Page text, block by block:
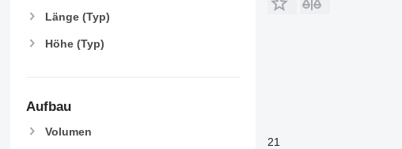
Länge (Typ)
Höhe (Typ)
Aufbau
Volumen
21